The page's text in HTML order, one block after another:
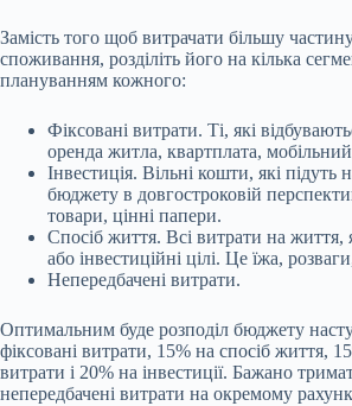
Замість того щоб витрачати більшу
споживання, розділіть його на кілька
плануванням кожного:
Фіксовані витрати. Ті, які
оренда житла, квартплата, мобільний
Інвестиція. Вільні кошти, які підуть
бюджету в довгостроковій
товари, цінні папери.
Спосіб життя. Всі витрати на життя,
або інвестиційні цілі. Це їжа,
Непередбачені витрати.
Оптимальним буде розподіл бюджету
фіксовані витрати, 15% на спосіб життя,
витрати і 20% на інвестиції. Бажано
непередбачені витрати на окремому